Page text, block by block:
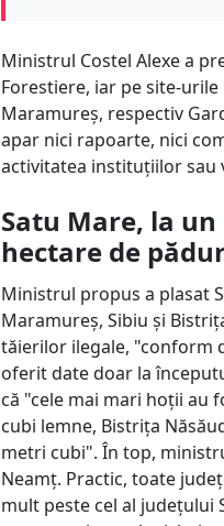
Ministrul Costel Alexe a
Forestiere, iar pe site-
Maramureș, respectiv
apar nici rapoarte, nici
activitatea instituțiilor sau
Satu Mare, la
hectare de
Ministrul propus a plasat
Maramureș, Sibiu și
tăierilor ilegale, "conform
oferit date doar la
că "cele mai mari hoții au
cubi lemne, Bistrița
metri cubi". În top,
Neamț. Practic, toate
mult peste cel al județului